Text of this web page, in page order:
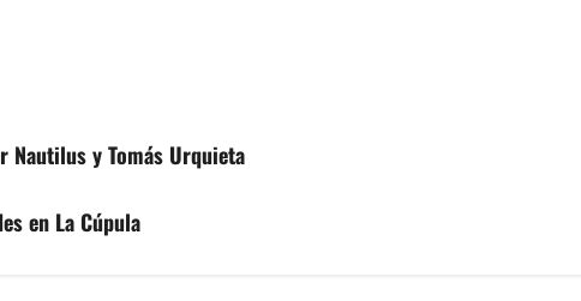
Nautilus y Tomás Urquieta
en La Cúpula